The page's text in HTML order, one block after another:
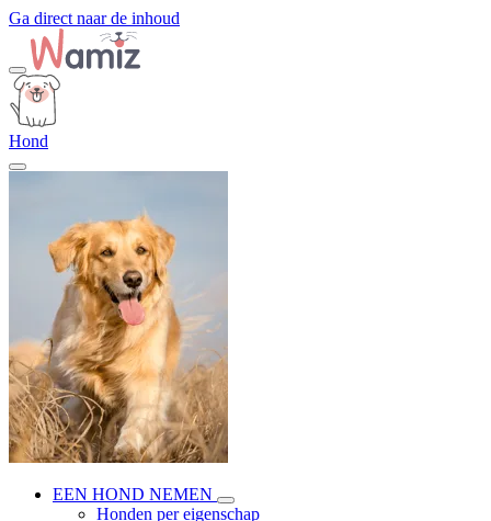
Ga direct naar de inhoud
Hond
EEN HOND NEMEN
Honden per eigenschap